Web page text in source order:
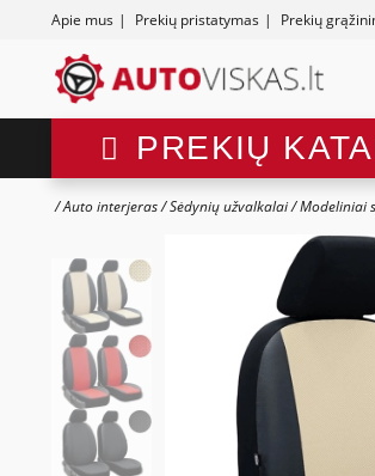
Apie mus | Prekių pristatymas | Prekių
PREKIŲ
Auto interjeras Sėdynių užvalkalai Modeliniai